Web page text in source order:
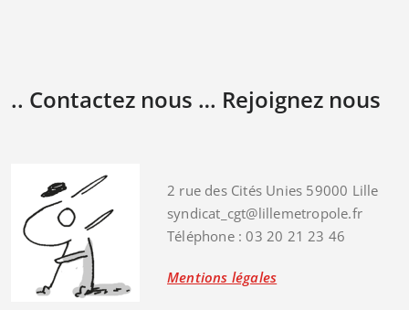
.. Contactez nous … Rejoignez nous
2 rue des Cités Unies 59000 Lille
syndicat_cgt@lillemetropole.fr
Téléphone : 03 20 21 23 46
Mentions légales